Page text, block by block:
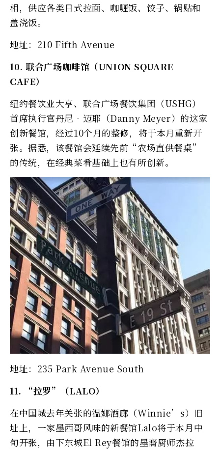
相，供应各类日式拉面、咖喱饭、饺子、锅贴和
盖浇饭。
地址：210 Fifth Avenue
10. 联合广场咖啡馆（UNION SQUARE
CAFE）
纽约餐饮业大亨、联合广场餐饮集团（USHG）
首席执行官丹尼‧迈耶（Danny Meyer）的这家
创新餐馆，经过10个月的整修，将于本月重新开
张。据悉，该餐馆会延续先前“农场直供餐桌”
的传统，在经典菜肴基础上也有所创新。
地址：235 Park Avenue South
11. “拉罗”（LALO）
在中国城去年关张的温娜酒廊（Winnie’s）旧
址上，一家墨西哥风味的新餐馆Lalo将于本月中
旬开张，由下东城El Rey餐馆的墨裔厨师杰拉